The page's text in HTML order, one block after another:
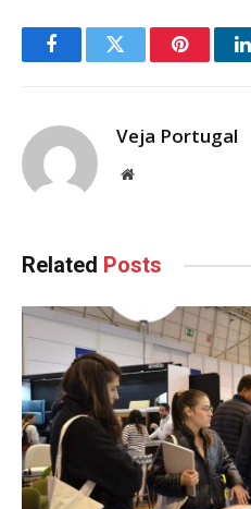
FacebookTwitter Pinterest
Veja Portugal
Website
Related Posts